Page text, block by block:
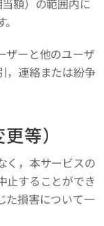
額）の範囲内に
ザーと他のユーザ
，連絡または紛争
等）
く，本サービスの
止することができ
た損害について一